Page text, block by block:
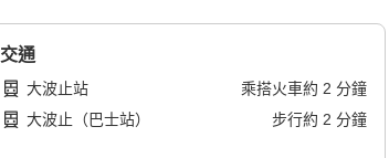
交通
大波止站 乘搭火車約 2 分鐘
大波止（巴士站）
步行約 2 分鐘